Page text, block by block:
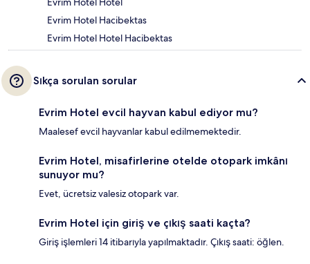
Evrim Hotel Hacibektas
Evrim Hotel Hotel Hacibektas
Sıkça sorulan sorular
Evrim Hotel evcil hayvan kabul ediyor mu?
Maalesef evcil hayvanlar kabul edilmemektedir.
Evrim Hotel, misafirlerine otelde otopark imkânı
sunuyor mu?
Evet, ücretsiz valesiz otopark var.
Evrim Hotel için giriş ve çıkış saati kaçta?
Giriş işlemleri 14 itibarıyla yapılmaktadır. Çıkış saati: öğlen.